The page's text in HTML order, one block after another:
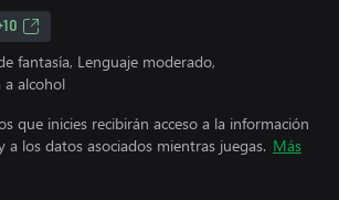
fantasía, Lenguaje moderado,
a alcohol
que inicies recibirán acceso a la información
a los datos asociados mientras juegas. Más